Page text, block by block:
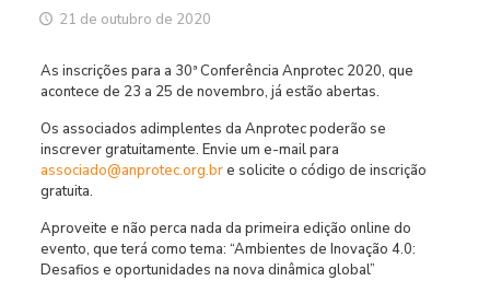
21 de outubro de 2020
As inscrições para a 30ª Conferência Anprotec 2020, que
acontece de 23 a 25 de novembro, já estão abertas.
Os associados adimplentes da Anprotec poderão se
inscrever gratuitamente. Envie um e-mail para
associado@anprotec.org.bre solicite o código de inscrição
gratuita.
Aproveite e não perca nada da primeira edição online do
evento, que terá como tema: “Ambientes de Inovação 4.0:
Desafios e oportunidades na nova dinâmica global”